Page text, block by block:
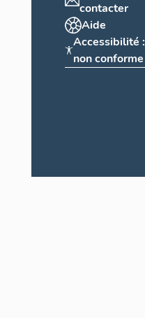
contacter
Aide
Accessibilité :
non conforme